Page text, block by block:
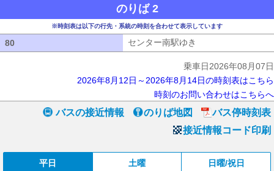
のりば 2
※時刻表は以下の行先・系統の時刻を合わせて表示しています
80 センター南駅ゆき
乗車日2026年08月07日
2026年8月12日～2026年8月14日の時刻表はこちら
時刻のお問い合わせはこちらへ
バスの接近情報 のりば地図
バス停時刻表
接近情報コード印刷
平日 土曜 日曜/祝日